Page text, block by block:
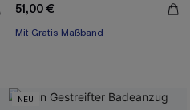
51,00 €
Mit Gratis-Maßband
NEU